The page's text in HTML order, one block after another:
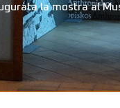
la mostra al